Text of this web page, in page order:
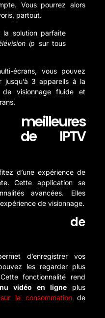
Vous pourrez alors
partout.
la solution parfaite
ip sur tous
écrans, vous pouvez
jusqu’à 3 appareils à la
de visionnage fluide et
de IPTV
d’une expérience de
Cette application se
avancées. Elles
de visionnage.
de
d’enregistrer vos
les regarder plus
fonctionnalité rend
vidéo en ligne plus
la consommation de